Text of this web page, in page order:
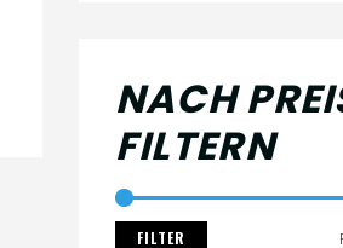
NACH
FILTERN
FILTER